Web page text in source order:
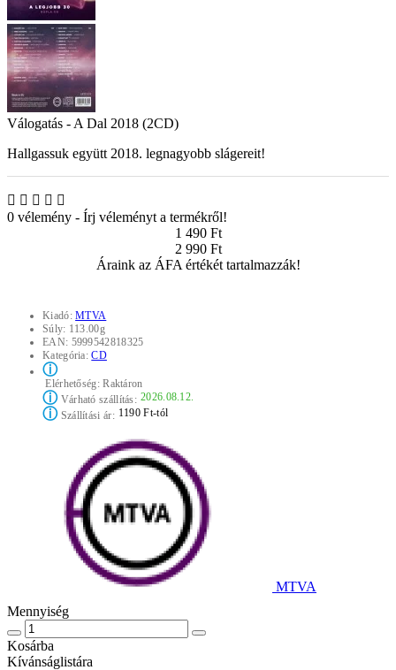
Válogatás - A Dal 2018 (2CD)
Hallgassuk együtt 2018. legnagyobb slágereit!
0 vélemény - Írj véleményt a termékről!
1 490 Ft
2 990 Ft
Áraink az ÁFA értékét tartalmazzák!
Kiadó:MTVA
Súly: 113.00g
EAN: 5999542818325
Kategória:CD
ⓘ
Elérhetőség:Raktáron
ⓘVárható szállítás: 2026.08.12.
ⓘSzállítási ár: 1190 Ft-tól
MTVA
Mennyiség
Kosárba
Kívánságlistára